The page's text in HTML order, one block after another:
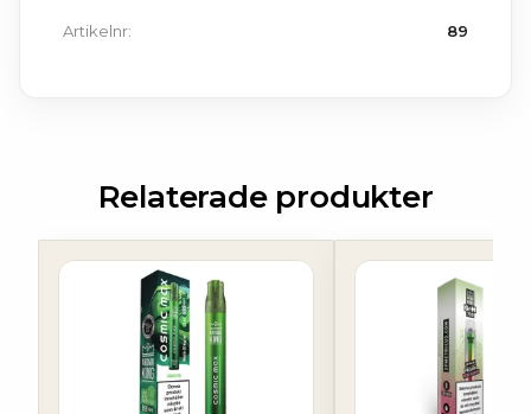
Artikelnr: 89
Relaterade produkter